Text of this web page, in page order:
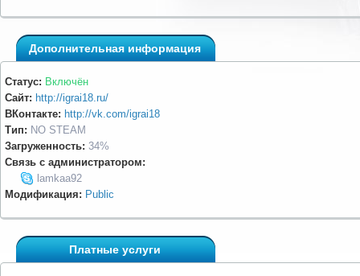
Дополнительная информация
Статус: Включён
Сайт: http://igrai18.ru/
ВКонтакте: http://vk.com/igrai18
Тип: NO STEAM
Загруженность: 34%
Связь с администратором:
lamkaa92
Модификация: Public
Платные услуги